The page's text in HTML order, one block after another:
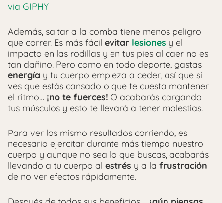
via GIPHY
Además, saltar a la comba tiene menos peligro
que correr. Es más fácil evitar lesiones y el
impacto en las rodillas y en tus pies al caer no es
tan dañino. Pero como en todo deporte, gastas
energía y tu cuerpo empieza a ceder, así que si
ves que estás cansado o que te cuesta mantener
el ritmo… ¡no te fuerces! O acabarás cargando
tus músculos y esto te llevará a tener molestias.
Para ver los mismo resultados corriendo, es
necesario ejercitar durante más tiempo nuestro
cuerpo y aunque no sea lo que buscas, acabarás
llevando a tu cuerpo al estrés y a la frustración
de no ver efectos rápidamente.